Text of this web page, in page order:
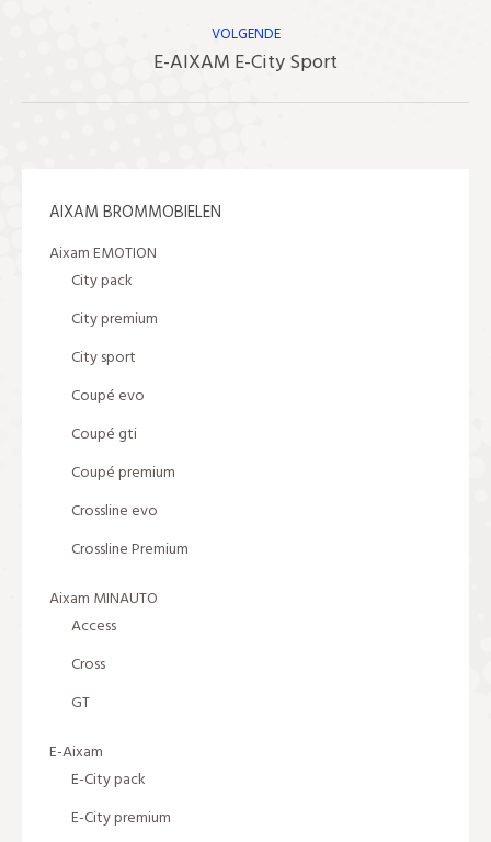
VOLGENDE
Volgend
E-AIXAM E-City Sport
AIXAM BROMMOBIELEN
Aixam EMOTION
City pack
City premium
City sport
Coupé evo
Coupé gti
Coupé premium
Crossline evo
Crossline Premium
Aixam MINAUTO
Access
Cross
GT
E-Aixam
E-City pack
E-City premium